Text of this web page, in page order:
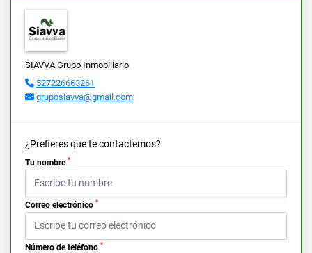
SIAVVA Grupo Inmobiliario
527226663261
gruposiavva@gmail.com
¿Prefieres que te contactemos?
Tu nombre *
Correo electrónico *
Número de teléfono *